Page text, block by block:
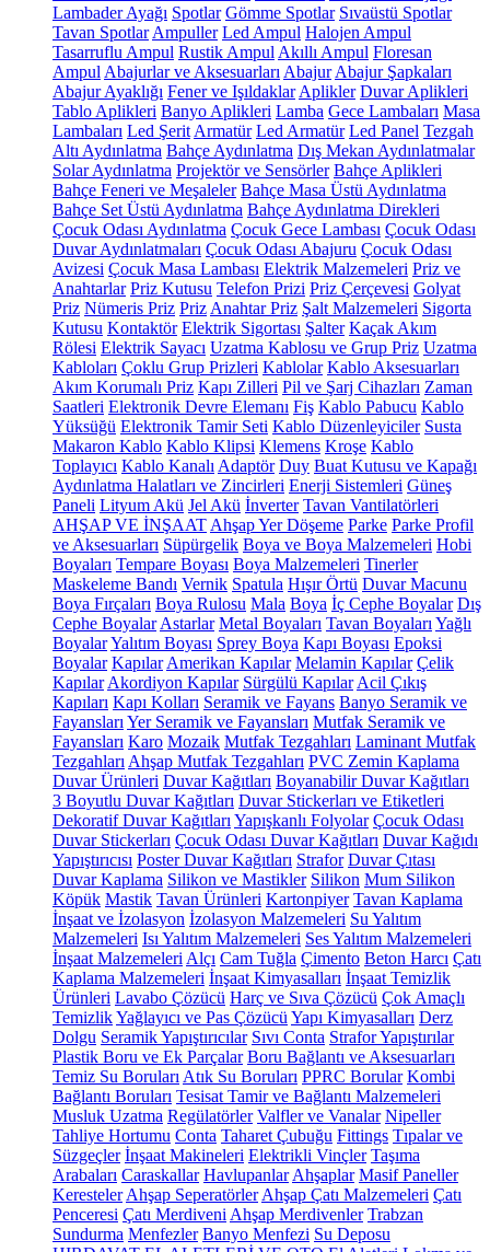
Lambader Ayağı Spotlar Gömme Spotlar Sıvaüstü Spotlar
Tavan Spotlar Ampuller Led Ampul Halojen Ampul
Tasarruflu Ampul Rustik Ampul Akıllı Ampul Floresan
Ampul Abajurlar ve Aksesuarları Abajur Abajur Şapkaları
Abajur Ayaklığı Fener ve Işıldaklar Aplikler Duvar Aplikleri
Tablo Aplikleri Banyo Aplikleri Lamba Gece Lambaları Masa
Lambaları Led Şerit Armatür Led Armatür Led Panel Tezgah
Altı Aydınlatma Bahçe Aydınlatma Dış Mekan Aydınlatmalar
Solar Aydınlatma Projektör ve Sensörler Bahçe Aplikleri
Bahçe Feneri ve Meşaleler Bahçe Masa Üstü Aydınlatma
Bahçe Set Üstü Aydınlatma Bahçe Aydınlatma Direkleri
Çocuk Odası Aydınlatma Çocuk Gece Lambası Çocuk Odası
Duvar Aydınlatmaları Çocuk Odası Abajuru Çocuk Odası
Avizesi Çocuk Masa Lambası Elektrik Malzemeleri Priz ve
Anahtarlar Priz Kutusu Telefon Prizi Priz Çerçevesi Golyat
Priz Nümeris Priz Priz Anahtar Priz Şalt Malzemeleri Sigorta
Kutusu Kontaktör Elektrik Sigortası Şalter Kaçak Akım
Rölesi Elektrik Sayacı Uzatma Kablosu ve Grup Priz Uzatma
Kabloları Çoklu Grup Prizleri Kablolar Kablo Aksesuarları
Akım Korumalı Priz Kapı Zilleri Pil ve Şarj Cihazları Zaman
Saatleri Elektronik Devre Elemanı Fiş Kablo Pabucu Kablo
Yüksüğü Elektronik Tamir Seti Kablo Düzenleyiciler Susta
Makaron Kablo Kablo Klipsi Klemens Kroşe Kablo
Toplayıcı Kablo Kanalı Adaptör Duy Buat Kutusu ve Kapağı
Aydınlatma Halatları ve Zincirleri Enerji Sistemleri Güneş
Paneli Lityum Akü Jel Akü İnverter Tavan Vantilatörleri
AHŞAP VE İNŞAAT Ahşap Yer Döşeme Parke Parke Profil
ve Aksesuarları Süpürgelik Boya ve Boya Malzemeleri Hobi
Boyaları Tempare Boyası Boya Malzemeleri Tinerler
Maskeleme Bandı Vernik Spatula Hışır Örtü Duvar Macunu
Boya Fırçaları Boya Rulosu Mala Boya İç Cephe Boyalar Dış
Cephe Boyalar Astarlar Metal Boyaları Tavan Boyaları Yağlı
BoyalarYalıtım Boyası Sprey Boya Kapı Boyası Epoksi
Boyalar Kapılar Amerikan Kapılar Melamin Kapılar Çelik
Kapılar Akordiyon Kapılar Sürgülü Kapılar Acil Çıkış
Kapıları Kapı Kolları Seramik ve Fayans Banyo Seramik ve
Fayansları Yer Seramik ve Fayansları Mutfak Seramik ve
Fayansları Karo Mozaik Mutfak Tezgahları Laminant Mutfak
Tezgahları Ahşap Mutfak Tezgahları PVC Zemin Kaplama
Duvar Ürünleri Duvar Kağıtları Boyanabilir Duvar Kağıtları
3 Boyutlu Duvar Kağıtları Duvar Stickerları ve Etiketleri
Dekoratif Duvar Kağıtları Yapışkanlı Folyolar Çocuk Odası
Duvar Stickerları Çocuk Odası Duvar Kağıtları Duvar Kağıdı
Yapıştırıcısı Poster Duvar Kağıtları Strafor Duvar Çıtası
Duvar Kaplama Silikon ve Mastikler Silikon Mum Silikon
Köpük Mastik Tavan Ürünleri Kartonpiyer Tavan Kaplama
İnşaat ve İzolasyon İzolasyon Malzemeleri Su Yalıtım
Malzemeleri Isı Yalıtım Malzemeleri Ses Yalıtım Malzemeleri
İnşaat Malzemeleri Alçı Cam Tuğla Çimento Beton Harcı Çatı
Kaplama Malzemeleri İnşaat Kimyasalları İnşaat Temizlik
Ürünleri Lavabo Çözücü Harç ve Sıva Çözücü Çok Amaçlı
TemizlikYağlayıcı ve Pas Çözücü Yapı Kimyasalları Derz
Dolgu Seramik Yapıştırıcılar Sıvı Conta Strafor Yapıştırılar
Plastik Boru ve Ek Parçalar Boru Bağlantı ve Aksesuarları
Temiz Su Boruları Atık Su Boruları PPRC Borular Kombi
Bağlantı Boruları Tesisat Tamir ve Bağlantı Malzemeleri
Musluk Uzatma Regülatörler Valfler ve Vanalar Nipeller
Tahliye Hortumu Conta Taharet Çubuğu Fittings Tıpalar ve
Süzgeçler İnşaat Makineleri Elektrikli Vinçler Taşıma
Arabaları Caraskallar Havlupanlar Ahşaplar Masif Paneller
Keresteler Ahşap Seperatörler Ahşap Çatı Malzemeleri Çatı
Penceresi Çatı Merdiveni Ahşap Merdivenler Trabzan
Sundurma Menfezler Banyo Menfezi Su Deposu